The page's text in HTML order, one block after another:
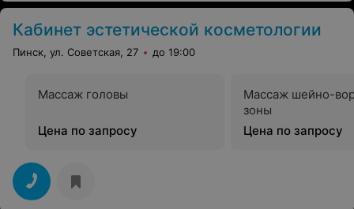
Кабинет эстетической косметологии
Пинск, ул. Советская, 27 до 19:00
Массаж головы
Цена по запросу
Массаж шейно-
зоны
Цена по запросу